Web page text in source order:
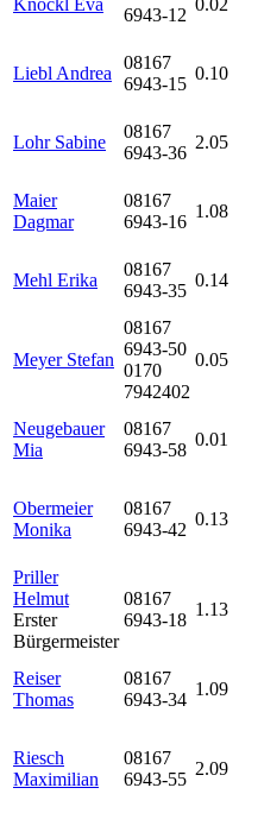
Knöckl Eva
6943-12
0.02
Liebl Andrea
08167
6943-15
0.10
Lohr Sabine
08167
6943-36
2.05
Maier
Dagmar
08167
6943-16
1.08
Mehl Erika
08167
6943-35
0.14
Meyer Stefan
08167
6943-50
0170
7942402
0.05
Neugebauer
Mia
08167
6943-58
0.01
Obermeier
Monika
08167
6943-42
0.13
Priller
Helmut
Erster
Bürgermeister
08167
6943-18
1.13
Reiser
Thomas
08167
6943-34
1.09
Riesch
Maximilian
08167
6943-55
2.09